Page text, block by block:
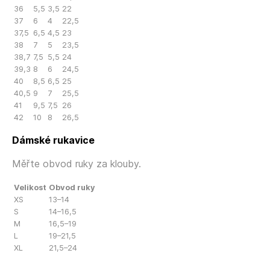
36
5,5 3,5 22
37
6 4
22,5
37,5 6,5 4,5 23
38
7 5
23,5
38,7 7,5 5,5 24
39,3 8 6
24,5
40
8,5 6,5 25
40,5 9 7
25,5
41
9,5 7,5 26
42
10 8 26,5
Dámské rukavice
Měřte obvod ruky za klouby.
Velikost Obvod ruky
XS
13–14
S
14–16,5
M
16,5–19
L
19–21,5
XL
21,5–24